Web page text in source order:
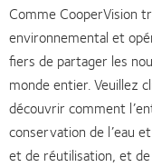
Comme CooperVision
environnemental et
fiers de partager les
monde entier. Veuillez
découvrir comment
conservation de l’eau
et de réutilisation, et